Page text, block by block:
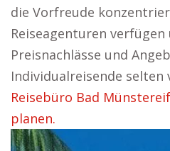
die Vorfreude
Reiseagenturen
Preisnachlässe und
Individualreisende selten
Reisebüro Bad
planen.